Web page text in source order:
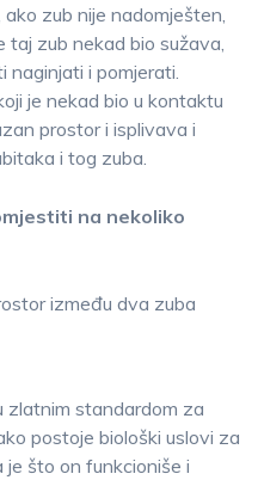
zub nije nadomješten,
taj zub nekad bio sužava,
naginjati i pomjerati.
je nekad bio u kontaktu
prostor i isplivava i
i tog zuba.
na nekoliko
između dva zuba
zlatnim standardom za
postoje biološki uslovi za
što on funkcioniše i